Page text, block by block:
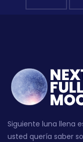
Siguiente luna llena
usted quería saber